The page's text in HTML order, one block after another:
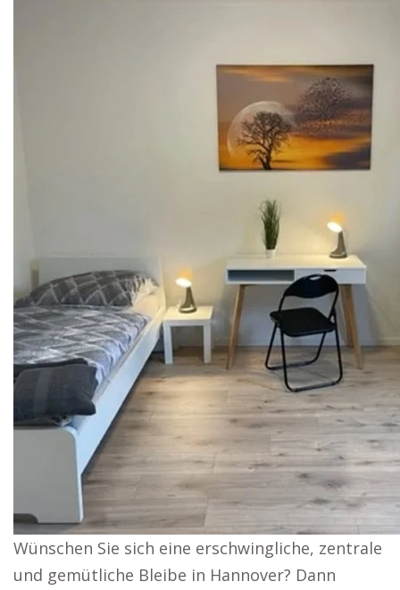
Wünschen Sie sich eine erschwingliche, zentrale
und gemütliche Bleibe in Hannover? Dann